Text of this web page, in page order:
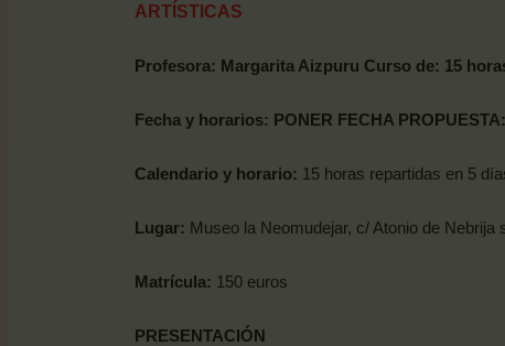
ARTÍSTICAS
Profesora: Margarita Aizpuru Curso de: 15
Fecha y horarios: PONER FECHA
Calendario y horario: 15 horas repartidas en 5
Lugar: Museo la Neomudejar, c/ Atonio de Nebrija
Matrícula: 150 euros
PRESENTACIÓN